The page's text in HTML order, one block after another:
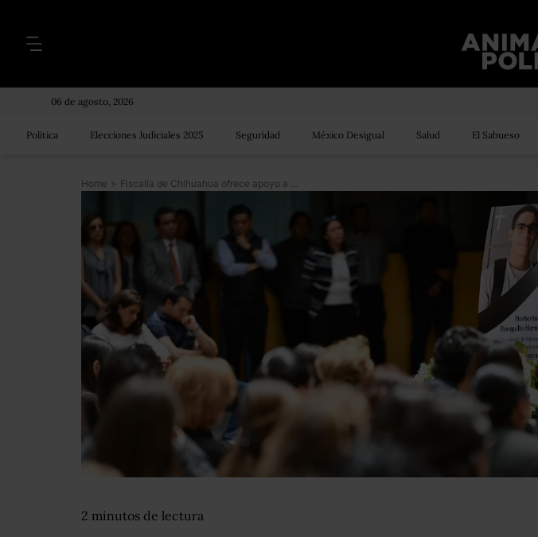
06 de agosto, 2026
Política Elecciones Judiciales 2025 Seguridad México Desigual Salud El Sabueso
Home > Fiscalía de Chihuahua ofrece apoyo a CDMX para investigar el caso de Norberto
2 minutos de lectura